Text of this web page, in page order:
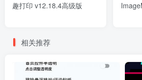
趣打印 v12.18.4高级版
相关推荐